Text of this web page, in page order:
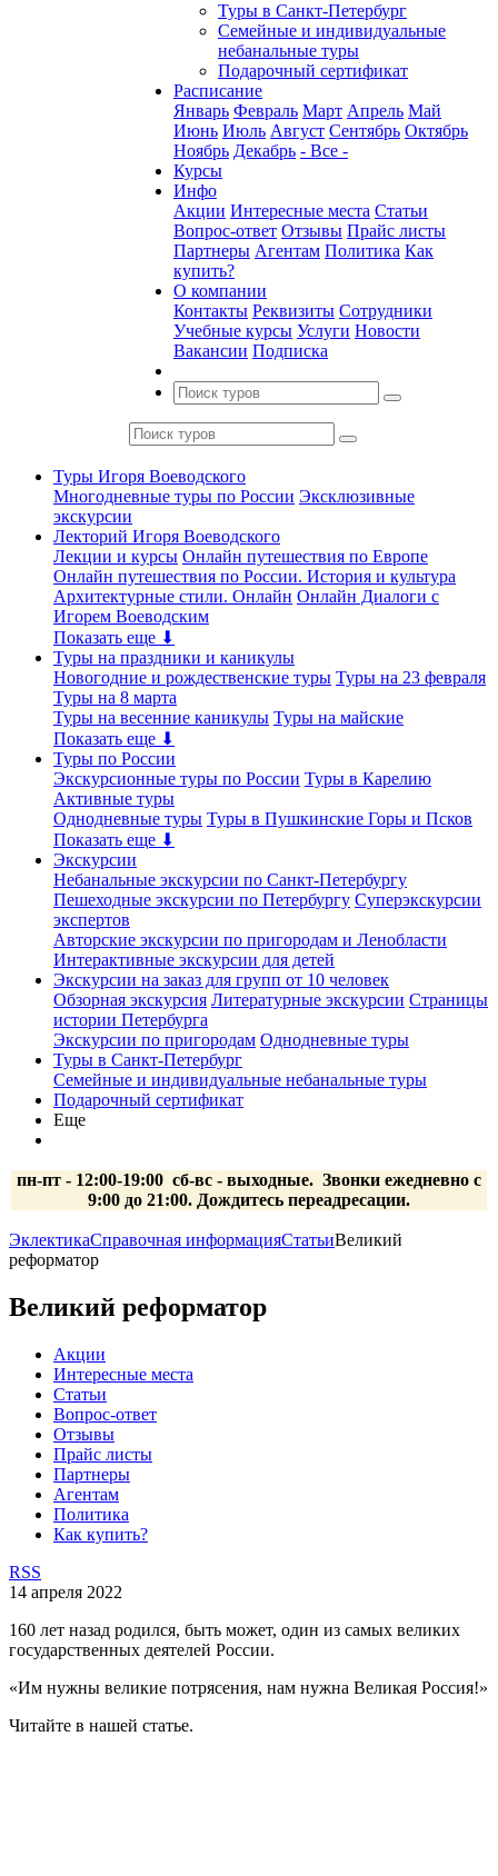
Туры в Санкт-Петербург
Семейные и индивидуальные
небанальные туры
Подарочный сертификат
Расписание
Январь Февраль Март Апрель Май
Июнь Июль Август Сентябрь Октябрь
Ноябрь Декабрь - Все -
Курсы
Инфо
Акции Интересные места Статьи
Вопрос-ответ Отзывы Прайс листы
Партнеры Агентам Политика Как
купить?
О компании
Контакты Реквизиты Сотрудники
Учебные курсы Услуги Новости
Вакансии Подписка
Туры Игоря Воеводского
Многодневные туры по России Эксклюзивные
экскурсии
Лекторий Игоря Воеводского
Лекции и курсы Онлайн путешествия по Европе
Онлайн путешествия по России. История и культура
Архитектурные стили. Онлайн Онлайн Диалоги с
Игорем Воеводским
Показать еще ⬇
Туры на праздники и каникулы
Новогодние и рождественские туры Туры на 23 февраля
Туры на 8 марта
Туры на весенние каникулы Туры на майские
Показать еще ⬇
Туры по России
Экскурсионные туры по России Туры в Карелию
Активные туры
Однодневные туры Туры в Пушкинские Горы и Псков
Показать еще ⬇
Экскурсии
Небанальные экскурсии по Санкт-Петербургу
Пешеходные экскурсии по Петербургу Суперэкскурсии
экспертов
Авторские экскурсии по пригородам и Ленобласти
Интерактивные экскурсии для детей
Экскурсии на заказ для групп от 10 человек
Обзорная экскурсия Литературные экскурсии Страницы
истории Петербурга
Экскурсии по пригородам Однодневные туры
Туры в Санкт-Петербург
Семейные и индивидуальные небанальные туры
Подарочный сертификат
Еще
пн-пт - 12:00-19:00 сб-вс - выходные. Звонки ежедневно с
9:00 до 21:00. Дождитесь переадресации.
ЭклектикаСправочная информацияСтатьиВеликий
реформатор
Великий реформатор
Акции
Интересные места
Статьи
Вопрос-ответ
Отзывы
Прайс листы
Партнеры
Агентам
Политика
Как купить?
RSS
14 апреля 2022
160 лет назад родился, быть может, один из самых великих
государственных деятелей России.
«Им нужны великие потрясения, нам нужна Великая Россия!»
Читайте в нашей статье.